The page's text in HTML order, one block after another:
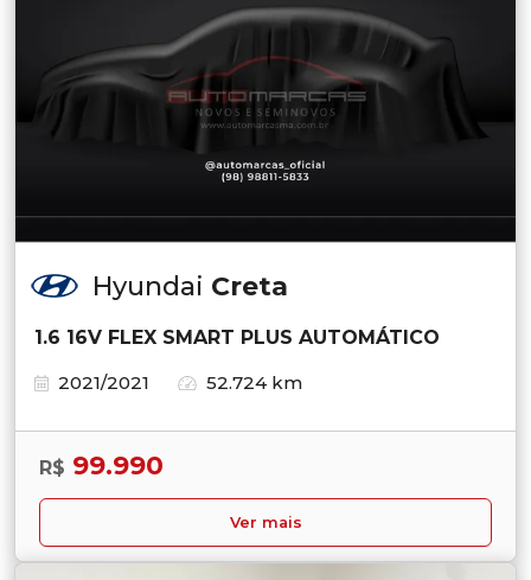
Hyundai Creta
1.6 16V FLEX SMART PLUS AUTOMÁTICO
2021/2021
52.724 km
R$ 99.990
Ver mais